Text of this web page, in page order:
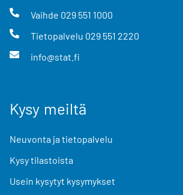
Vaihde 029 551 1000
Tietopalvelu 029 551 2220
info@stat.fi
Kysy meiltä
Neuvonta ja tietopalvelu
Kysy tilastoista
Usein kysytyt kysymykset